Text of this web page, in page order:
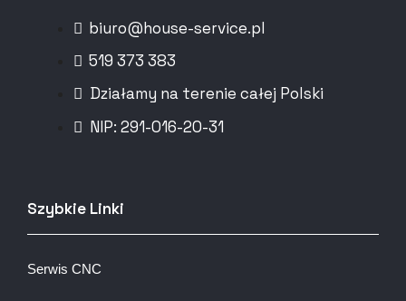
biuro@house-service.pl
519 373 383
Działamy na terenie całej Polski
NIP: 291-016-20-31​
Szybkie Linki
Serwis CNC